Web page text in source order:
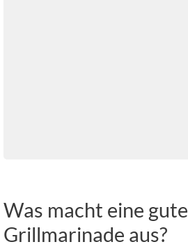
Was macht eine gute
Grillmarinade aus?